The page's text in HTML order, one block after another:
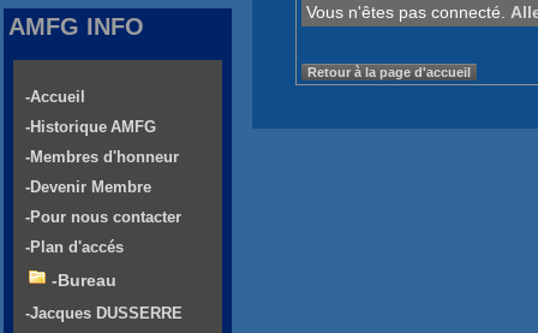
Vous n'êtes pas connecté.
Retour à la page d'accueil
AMFG INFO
-Accueil
-Historique AMFG
-Membres d'honneur
-Devenir Membre
-Pour nous contacter
-Plan d'accés
-Bureau
-Jacques DUSSERRE